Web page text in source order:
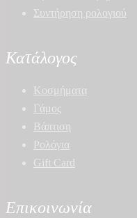
Συντήρηση ρολογιού
Κατάλογος
Κοσμήματα
Γάμος
Βάπτιση
Ρολόγια
Gift Card
Επικοινωνία